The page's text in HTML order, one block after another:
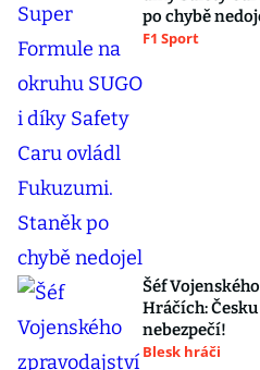
po chybě
F1 Sport
Šéf
Hráčích:
nebezpečí!
Blesk hráči